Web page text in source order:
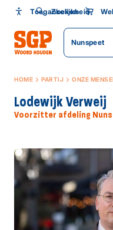
Toegankelijkheid
Toegankelijkheid
Lettergrootte
Zoeken
Nunspeet
HOME PARTIJ ONZE
Lodewijk Verweij
Voorzitter afdeling